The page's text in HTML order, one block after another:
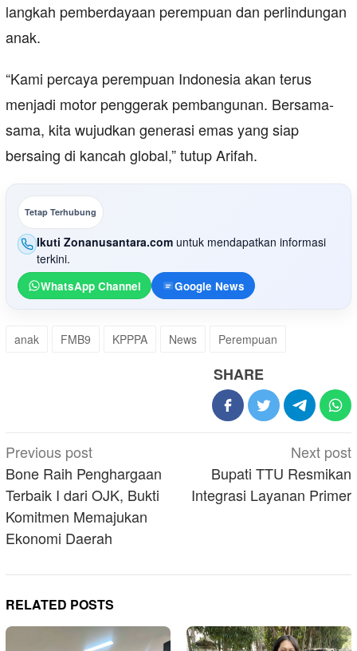
langkah pemberdayaan perempuan dan perlindungan
anak.
“Kami percaya perempuan Indonesia akan terus
menjadi motor penggerak pembangunan. Bersama-
sama, kita wujudkan generasi emas yang siap
bersaing di kancah global,” tutup Arifah.
Tetap Terhubung
Ikuti Zonanusantara.com untuk mendapatkan informasi
terkini.
WhatsApp Channel Google News
anak FMB9 KPPPA News Perempuan
SHARE
Post
navigation
Previous post
Bone Raih Penghargaan
Terbaik I dari OJK, Bukti
Komitmen Memajukan
Ekonomi Daerah
Next post
Bupati TTU Resmikan
Integrasi Layanan Primer
RELATED POSTS